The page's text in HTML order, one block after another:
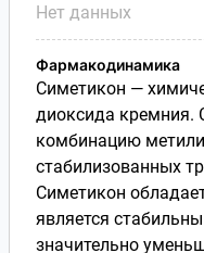
Нет данных
Фармакодинамика
Симетикон —
диоксида кремния.
комбинацию
стабилизованных
Симетикон
является
значительно